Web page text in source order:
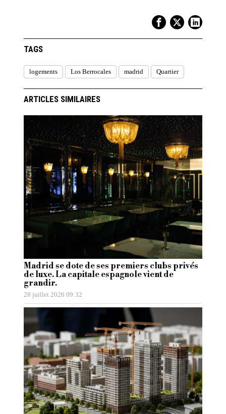
TAGS
logements Los Berrocales madrid Quartier
ARTICLES SIMILAIRES
Madrid se dote de ses premiers clubs privés
de luxe. La capitale espagnole vient de
grandir.
28 juillet 2026 09:32